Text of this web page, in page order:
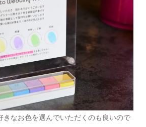
きなお色を選んでいただくのも良いので